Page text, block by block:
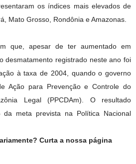
os índices mais elevados de
Mato Grosso, Rondônia e Amazonas.
que, apesar de ter aumentado em
desmatamento registrado neste ano foi
à taxa de 2004, quando o governo
Ação para Prevenção e Controle do
Legal (PPCDAm). O resultado
da meta prevista na Política Nacional
Curta a nossa página